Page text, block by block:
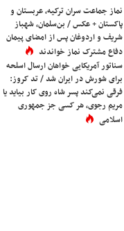
نماز جماعت سران ترکیه، عربستان و
پاکستان + عکس / بن‌سلمان، شهباز
شریف و اردوغان پس از امضای پیمان
دفاع مشترک نماز خواندند
سناتور آمریکایی خواهان ارسال اسلحه
برای شورش در ایران شد / تد کروز:
فرقی نمی‌کند پسر شاه روی کار بیاید یا
مریم رجوی، هر کسی جز جمهوری
اسلامی